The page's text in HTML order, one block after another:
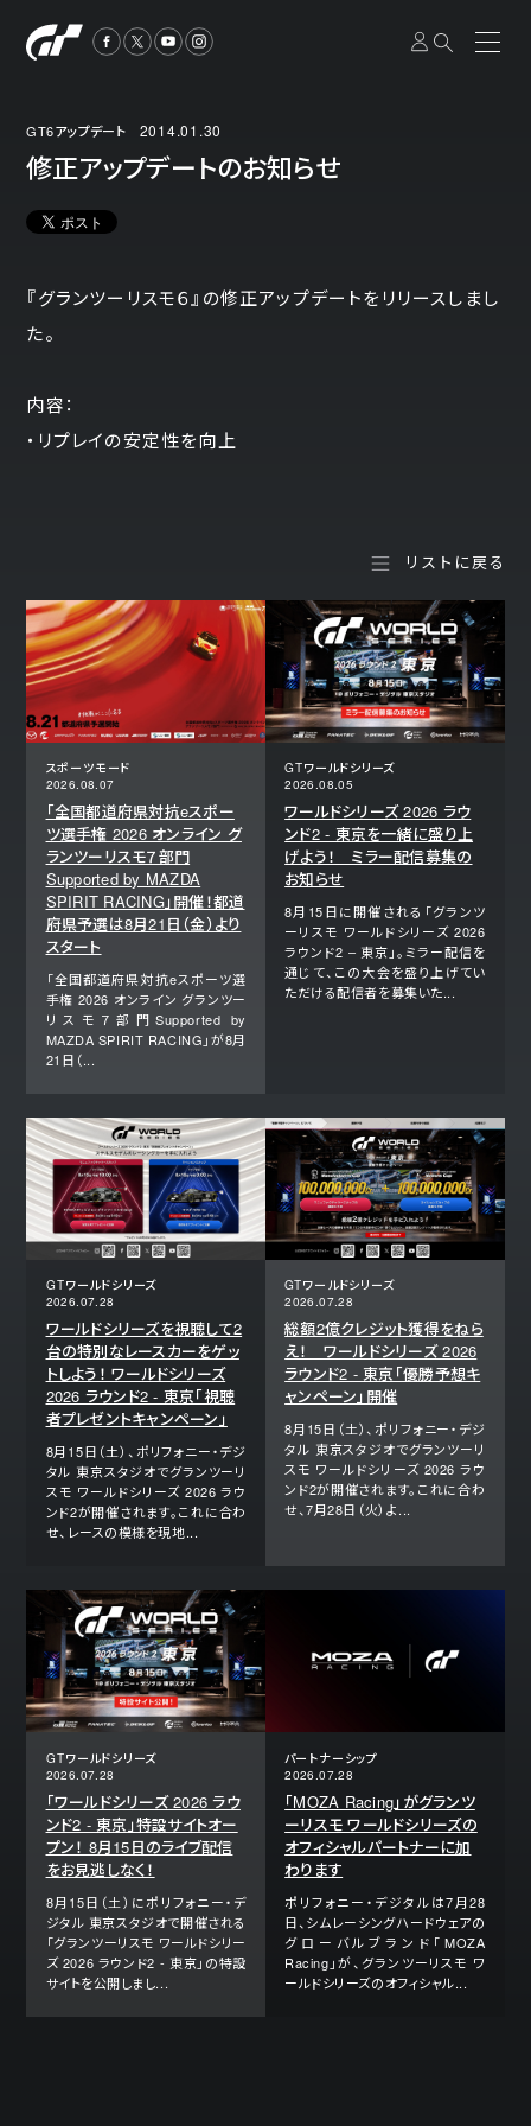
GT6アップデート 2014.01.30
修正アップデートのお知らせ
『グランツーリスモ６』の修正アップデートをリリースしまし
た。
内容：
・リプレイの安定性を向上
リストに戻る
スポーツモード
2026.08.07
「全国都道府県対抗eスポー
ツ選手権 2026 オンライン グ
ランツーリスモ７部門
Supported by MAZDA
SPIRIT RACING」開催！都道
府県予選は8月21日（金）より
スタート
「全国都道府県対抗eスポーツ選
手権 2026 オンライン グランツー
リスモ７部門Supported by
MAZDA SPIRIT RACING」が8月
21日（...
GTワールドシリーズ
2026.08.05
ワールドシリーズ 2026 ラウ
ンド2 - 東京を一緒に盛り上
げよう！ ミラー配信募集の
お知らせ
8月15日に開催される「グランツ
ーリスモ ワールドシリーズ 2026
ラウンド2 – 東京」。ミラー配信を
通じて、この大会を盛り上げてい
ただける配信者を募集いた...
GTワールドシリーズ
2026.07.28
ワールドシリーズを視聴して2
台の特別なレースカーをゲッ
トしよう！ ワールドシリーズ
2026 ラウンド2 - 東京「視聴
者プレゼントキャンペーン」
8月15日（土）、ポリフォニー・デジ
タル 東京スタジオでグランツーリ
スモ ワールドシリーズ 2026 ラウ
ンド2が開催されます。これに合わ
せ、レースの模様を現地...
GTワールドシリーズ
2026.07.28
総額2億クレジット獲得をねら
え！ ワールドシリーズ 2026
ラウンド2 - 東京「優勝予想キ
ャンペーン」開催
8月15日（土）、ポリフォニー・デジ
タル 東京スタジオでグランツーリ
スモ ワールドシリーズ 2026 ラウ
ンド2が開催されます。これに合わ
せ、7月28日（火）よ...
GTワールドシリーズ
2026.07.28
「ワールドシリーズ 2026 ラウ
ンド2 - 東京」特設サイトオー
プン！ 8月15日のライブ配信
をお見逃しなく！
8月15日（土）にポリフォニー・デ
ジタル 東京スタジオで開催される
「グランツーリスモ ワールドシリー
ズ 2026 ラウンド2 - 東京」の特設
サイトを公開しまし...
パートナーシップ
2026.07.28
「MOZA Racing」がグランツ
ーリスモ ワールドシリーズの
オフィシャルパートナーに加
わります
ポリフォニー・デジタルは7月28
日、シムレーシングハードウェアの
グローバルブランド「MOZA
Racing」が、グランツーリスモ ワ
ールドシリーズのオフィシャル...